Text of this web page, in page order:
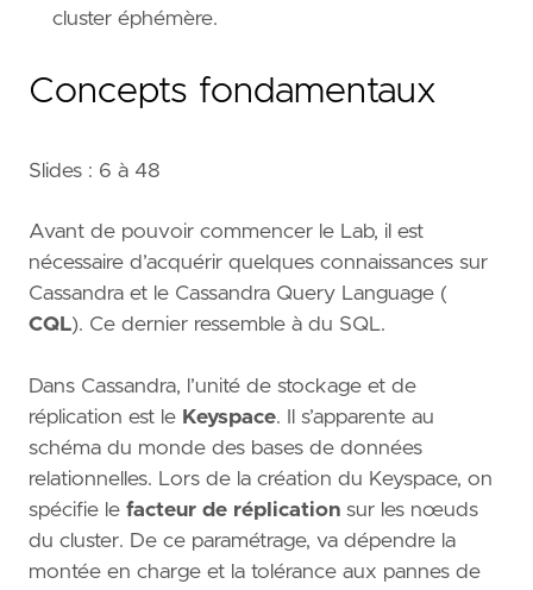
cluster éphémère.
Concepts fondamentaux
Slides : 6 à 48
Avant de pouvoir commencer le Lab, il est
nécessaire d’acquérir quelques connaissances sur
Cassandra et le Cassandra Query Language (
CQL). Ce dernier ressemble à du SQL.
Dans Cassandra, l’unité de stockage et de
réplication est le Keyspace. Il s’apparente au
schéma du monde des bases de données
relationnelles. Lors de la création du Keyspace, on
spécifie le facteur de réplication sur les nœuds
du cluster. De ce paramétrage, va dépendre la
montée en charge et la tolérance aux pannes de